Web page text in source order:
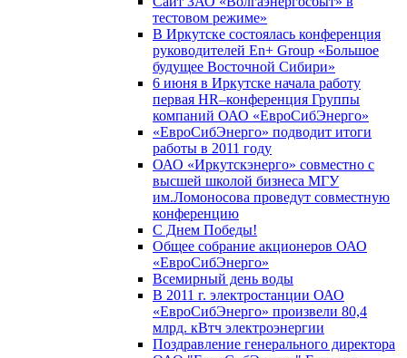
тестовом режиме»
В Иркутске состоялась конференция
руководителей En+ Group «Большое
будущее Восточной Сибири»
6 июня в Иркутске начала работу
первая HR–конференция Группы
компаний ОАО «ЕвроСибЭнерго»
«ЕвроСибЭнерго» подводит итоги
работы в 2011 году
ОАО «Иркутскэнерго» совместно с
высшей школой бизнеса МГУ
им.Ломоносова проведут совместную
конференцию
С Днем Победы!
Общее собрание акционеров ОАО
«ЕвроСибЭнерго»
Всемирный день воды
В 2011 г. электростанции ОАО
«ЕвроСибЭнерго» произвели 80,4
млрд. кВтч электроэнергии
Поздравление генерального директора